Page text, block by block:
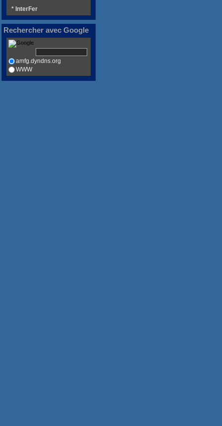
* InterFer
Rechercher avec Google
amfg.dyndns.org
WWW